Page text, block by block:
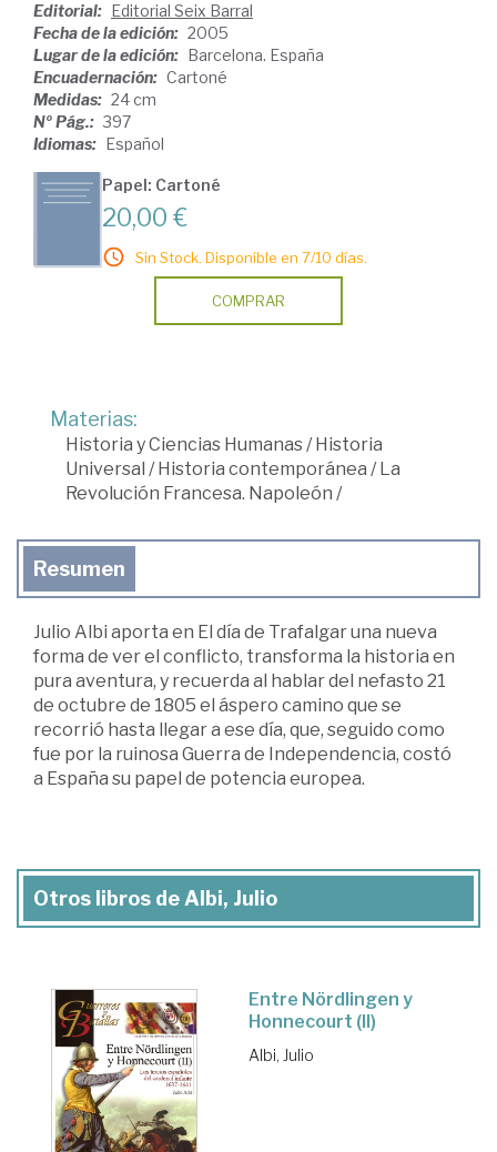
Editorial: Editorial Seix Barral
Fecha de la edición: 2005
Lugar de la edición: Barcelona. España
Encuadernación: Cartoné
Medidas: 24 cm
Nº Pág.: 397
Idiomas: Español
Papel: Cartoné
20,00 €
Sin Stock. Disponible en 7/10 días.
COMPRAR
Materias:
Historia y Ciencias Humanas/ Historia
Universal / Historia contemporánea / La
Revolución Francesa. Napoleón /
Resumen
Julio Albi aporta en El día de Trafalgar una nueva
forma de ver el conflicto, transforma la historia en
pura aventura, y recuerda al hablar del nefasto 21
de octubre de 1805 el áspero camino que se
recorrió hasta llegar a ese día, que, seguido como
fue por la ruinosa Guerra de Independencia, costó
a España su papel de potencia europea.
Otros libros de Albi, Julio
Entre Nördlingen y
Honnecourt (II)
Albi, Julio